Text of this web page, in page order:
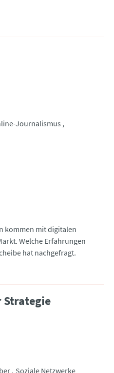
Journalismus
kommen mit digitalen
Welche Erfahrungen
hat nachgefragt.
Strategie
Soziale Netzwerke